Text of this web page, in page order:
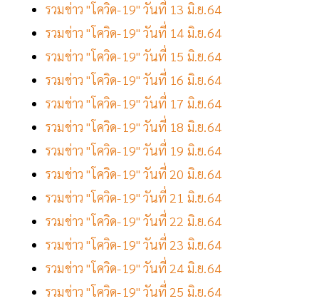
รวมข่าว "โควิด-19" วันที่ 13 มิ.ย.64
รวมข่าว "โควิด-19" วันที่ 14 มิ.ย.64
รวมข่าว "โควิด-19" วันที่ 15 มิ.ย.64
รวมข่าว "โควิด-19" วันที่ 16 มิ.ย.64
รวมข่าว "โควิด-19" วันที่ 17 มิ.ย.64
รวมข่าว "โควิด-19" วันที่ 18 มิ.ย.64
รวมข่าว "โควิด-19" วันที่ 19 มิ.ย.64
รวมข่าว "โควิด-19" วันที่ 20 มิ.ย.64
รวมข่าว "โควิด-19" วันที่ 21 มิ.ย.64
รวมข่าว "โควิด-19" วันที่ 22 มิ.ย.64
รวมข่าว "โควิด-19" วันที่ 23 มิ.ย.64
รวมข่าว "โควิด-19" วันที่ 24 มิ.ย.64
รวมข่าว "โควิด-19" วันที่ 25 มิ.ย.64